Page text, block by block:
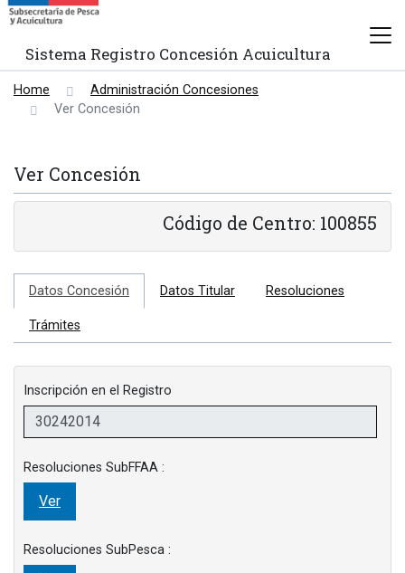
Sistema Registro Concesión Acuicultura
Home
Administración Concesiones
Ver Concesión
Ver Concesión
Código de Centro: 100855
Datos Concesión Datos Titular Resoluciones
Trámites
Inscripción en el Registro
Resoluciones SubFFAA :
Ver
Resoluciones SubPesca :